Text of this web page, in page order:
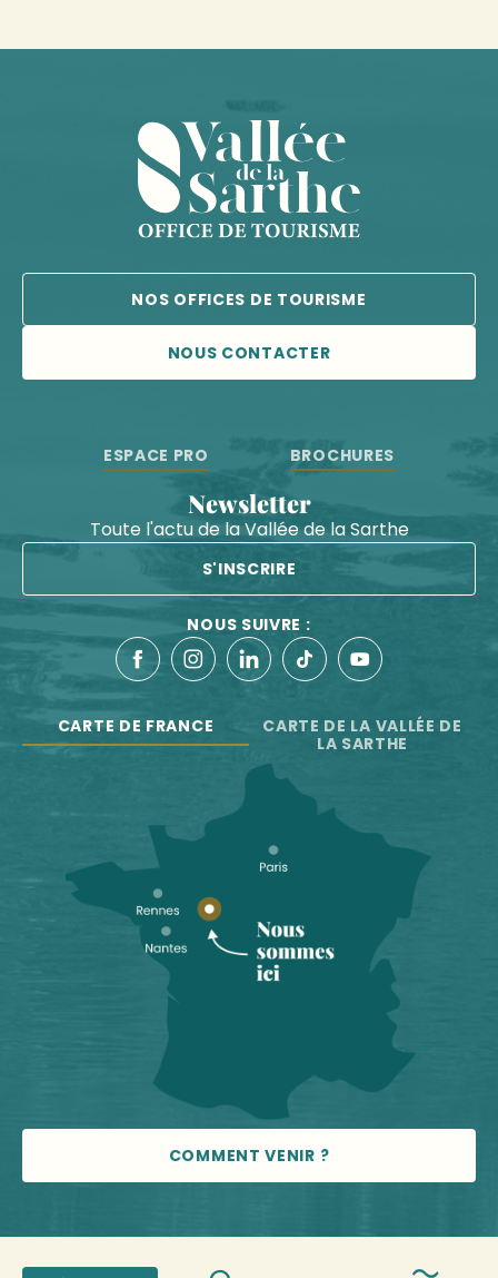
NOS OFFICES DE TOURISME
NOUS CONTACTER
ESPACE PRO BROCHURES
Newsletter
Toute l'actu de la Vallée de la Sarthe
S'INSCRIRE
NOUS SUIVRE :
CARTE DE FRANCE
CARTE DE LA VALLÉE DE
LA SARTHE
COMMENT VENIR ?